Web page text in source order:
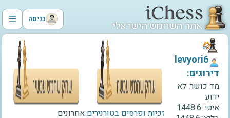
כניסה
זכיות ופרסים בטורנירים אחרונים
‫levyori6‬
דירוגים:
מד כושר:לא
ידוע
איטי: 1448.6